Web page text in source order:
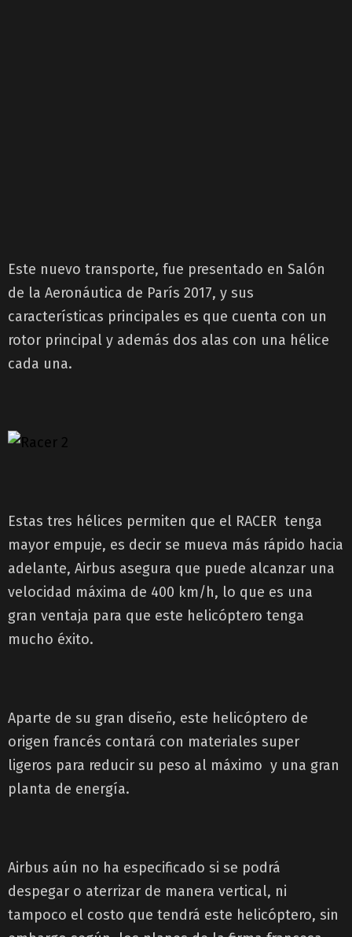
Este nuevo transporte, fue presentado en Salón
de la Aeronáutica de París 2017, y sus
características principales es que cuenta con un
rotor principal y además dos alas con una hélice
cada una.
Estas tres hélices permiten que el RACER tenga
mayor empuje, es decir se mueva más rápido hacia
adelante, Airbus asegura que puede alcanzar una
velocidad máxima de 400 km/h, lo que es una
gran ventaja para que este helicóptero tenga
mucho éxito.
Aparte de su gran diseño, este helicóptero de
origen francés contará con materiales super
ligeros para reducir su peso al máximo y una gran
planta de energía.
Airbus aún no ha especificado si se podrá
despegar o aterrizar de manera vertical, ni
tampoco el costo que tendrá este helicóptero, sin